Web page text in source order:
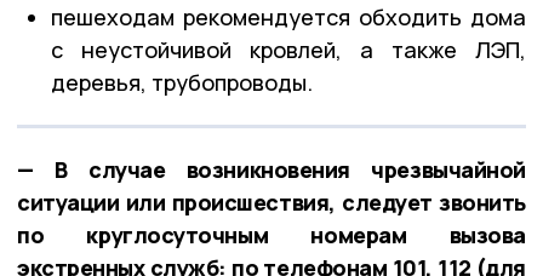
пешеходам рекомендуется обходить дома
с неустойчивой кровлей, а также ЛЭП,
деревья, трубопроводы.
— В случае возникновения чрезвычайной
ситуации или происшествия, следует звонить
по круглосуточным номерам вызова
экстренных служб: по телефонам 101, 112 (для